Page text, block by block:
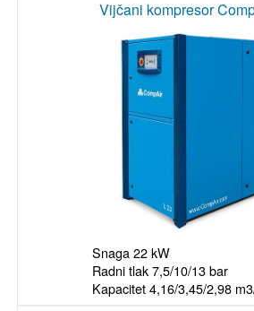
Vijčani kompresor
Snaga 22 kW
Radni tlak 7,5/10/13 bar
Kapacitet 4,16/3,45/2,98